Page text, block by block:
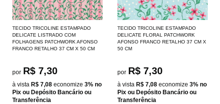
TECIDO TRICOLINE ESTAMPADO
DELICATE LISTRADO COM
FOLHAGENS PATCHWORK AFONSO
FRANCO RETALHO 37 CM X 50 CM
por R$ 7,30
à vista R$ 7,08 economize 3% no
Pix ou Depósito Bancário ou
Transferência
TECIDO TRICOLINE ESTAMPADO
DELICATE FLORAL PATCHWORK
AFONSO FRANCO RETALHO 37 CM X
50 CM
por R$ 7,30
à vista R$ 7,08 economize 3% no
Pix ou Depósito Bancário ou
Transferência